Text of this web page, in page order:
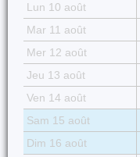
Lun 10 août
Mar 11 août
Mer 12 août
Jeu 13 août
Ven 14 août
Sam 15 août
Dim 16 août